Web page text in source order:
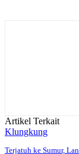
Artikel Terkait
Klungkung
Terjatuh ke Sumur,